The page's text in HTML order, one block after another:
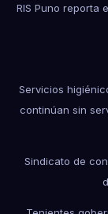
RIS Puno reporta
Servicios
continúan sin
Sindicato de